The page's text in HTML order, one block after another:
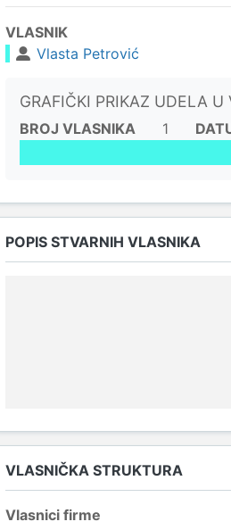
VLASNIK
Vlasta Petrović
GRAFIČKI PRIKAZ UDELA U
BROJ VLASNIKA 1
POPIS STVARNIH VLASNIKA
VLASNIČKA STRUKTURA
Vlasnici firme